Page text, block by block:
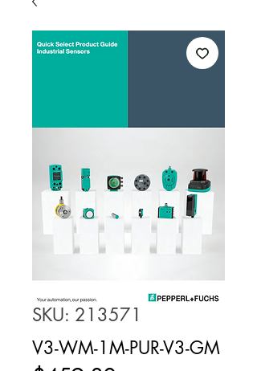
SKU: 213571
V3-WM-1M-PUR-V3-GM